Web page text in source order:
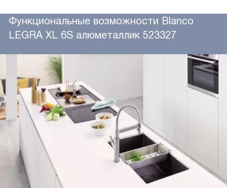
Функциональные возможности Blanco
LEGRA XL 6S алюметаллик 523327